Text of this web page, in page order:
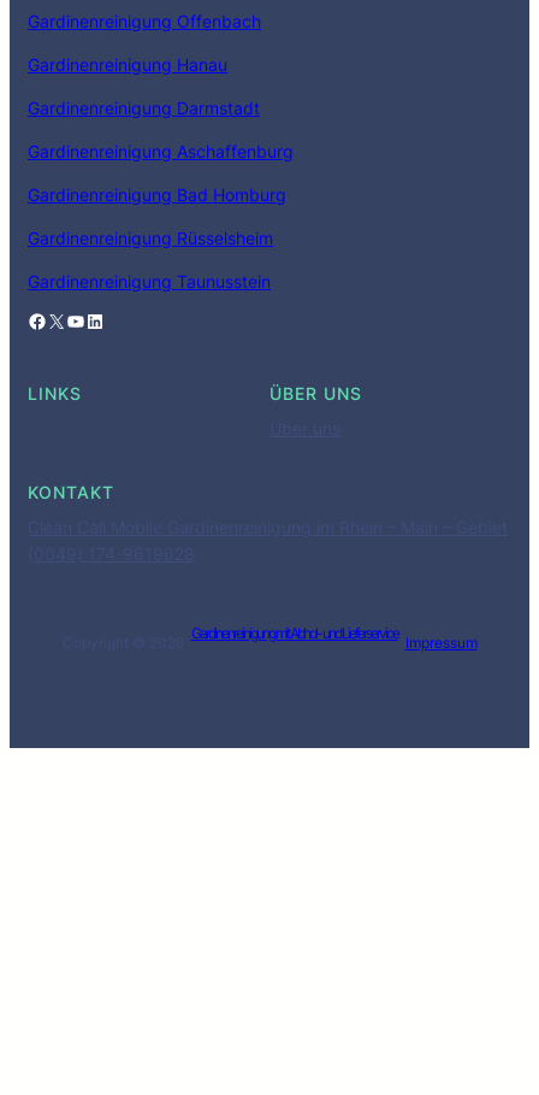
Gardinenreinigung Offenbach
Gardinenreinigung Hanau
Gardinenreinigung Darmstadt
Gardinenreinigung Aschaffenburg
Gardinenreinigung Bad Homburg
Gardinenreinigung Rüsselsheim
Gardinenreinigung Taunusstein
Facebook X YouTube LinkedIn
LINKS
ÜBER UNS
Über uns
KONTAKT
Clean Call Mobile Gardinenreinigung im Rhein – Main – Gebiet
(0049) 174-9619628
Copyright © 2026 ·
Gardinenreinigung mit Abhol- und Lieferservice
· Impressum